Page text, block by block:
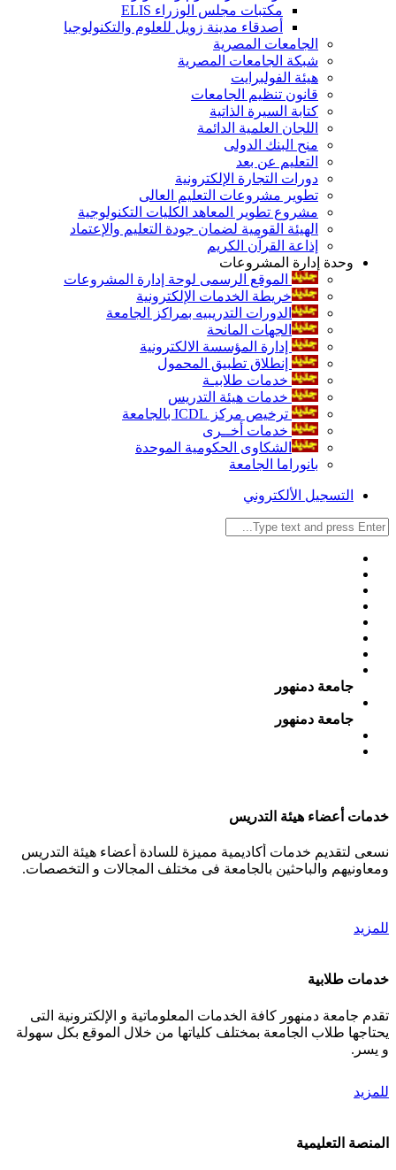
مكتبات مجلس الوزراء ELIS
أصدقاء مدينة زويل للعلوم والتكنولوجيا
الجامعات المصرية
شبكة الجامعات المصرية
هيئة الفولبرايت
قانون تنظيم الجامعات
كتابة السيرة الذاتية
اللجان العلمية الدائمة
منح البنك الدولى
التعليم عن بعد
دورات التجارة الإلكترونية
تطوير مشروعات التعليم العالى
مشروع تطوير المعاهد الكليات التكنولوجية
الهيئة القومية لضمان جودة التعليم والإعتماد
إذاعة القرآن الكريم
وحدة إدارة المشروعات
الموقع الرسمى لوحة إدارة المشروعات
خريطة الخدمات الإلكترونية
الدورات التدريبيه بمراكز الجامعة
الجهات المانحة
إدارة المؤسسة الالكترونية
إنطلاق تطبيق المحمول
خدمات طلابيـة
خدمات هيئة التدريس
ترخيص مركز ICDL بالجامعة
خدمات أخــرى
الشكاوى الحكومية الموحدة
بانوراما الجامعة
التسجيل الألكتروني
جامعة دمنهور
جامعة دمنهور
خدمات أعضاء هيئة التدريس
نسعى لتقديم خدمات أكاديمية مميزة للسادة أعضاء هيئة التدريس
ومعاونيهم والباحثين بالجامعة فى مختلف المجالات و التخصصات.
للمزيد
خدمات طلابية
تقدم جامعة دمنهور كافة الخدمات المعلوماتية و الإلكترونية التى
يحتاجها طلاب الجامعة بمختلف كلياتها من خلال الموقع بكل سهولة
و يسر.
للمزيد
المنصة التعليمية